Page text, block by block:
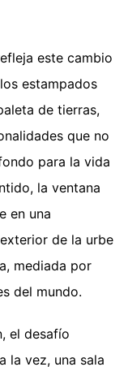
este cambio
estampados
de tierras,
que no
para la vida
la ventana
en una
de la urbe
mediada por
del mundo.
el desafío
la vez, una sala